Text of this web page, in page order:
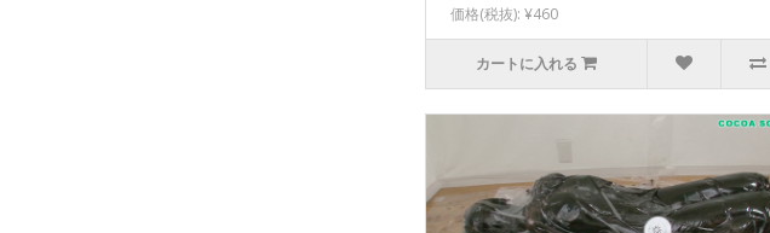
価格(税抜): ¥460
カートに入れる